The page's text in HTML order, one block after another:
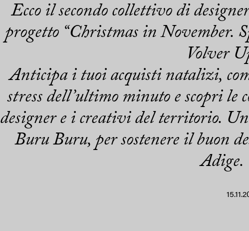
Ecco il secondo collettivo di
progetto “Christmas in November.
Volver
Anticipa i tuoi acquisti natalizi,
stress dell’ultimo minuto e scopri le
designer e i creativi del territorio.
Buru Buru, per sostenere il buon
Adige.